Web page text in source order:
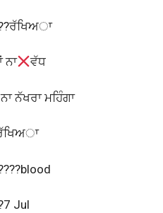
ਨਾ ਵੱਧ
ਨੱਖਰਾ ਮਹਿੰਗਾ
Jul